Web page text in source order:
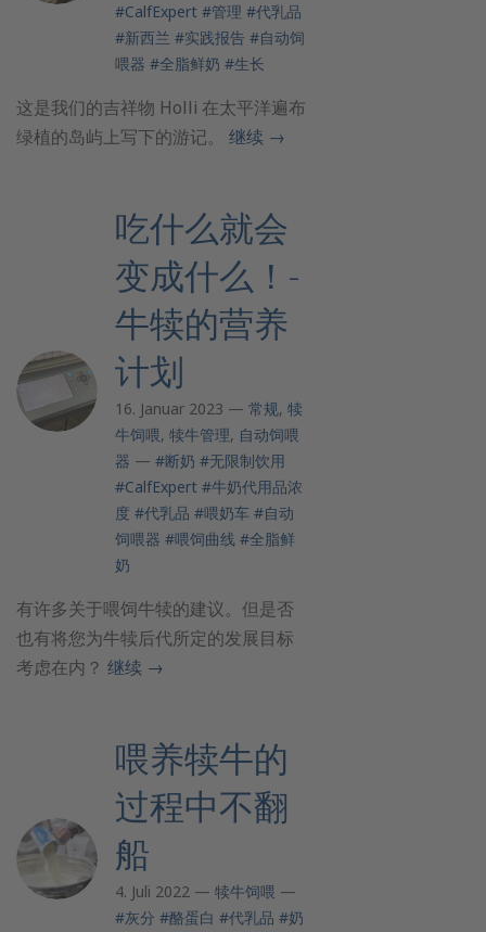
#CalfExpert #管理 #代乳品
#新西兰 #实践报告 #自动饲
喂器 #全脂鲜奶 #生长
这是我们的吉祥物 Holli 在太平洋遍布
绿植的岛屿上写下的游记。 继续 →
吃什么就会
变成什么！-
牛犊的营养
计划
16. Januar 2023 — 常规, 犊
牛饲喂, 犊牛管理, 自动饲喂
器 — #断奶 #无限制饮用
#CalfExpert #牛奶代用品浓
度 #代乳品 #喂奶车 #自动
饲喂器 #喂饲曲线 #全脂鲜
奶
有许多关于喂饲牛犊的建议。但是否
也有将您为牛犊后代所定的发展目标
考虑在内？ 继续 →
喂养犊牛的
过程中不翻
船
4. Juli 2022 — 犊牛饲喂 —
#灰分 #酪蛋白 #代乳品 #奶